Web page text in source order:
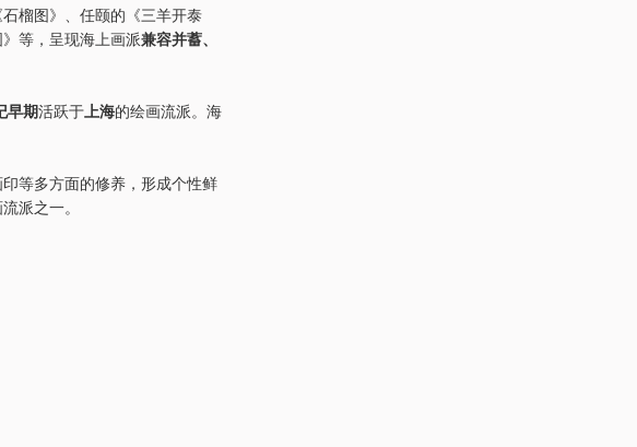
榴图》、任颐的《三羊开泰
等，呈现海上画派兼容并蓄、
早期活跃于 上海的绘画流派。海
等多方面的修养，形成个性鲜
派之一。